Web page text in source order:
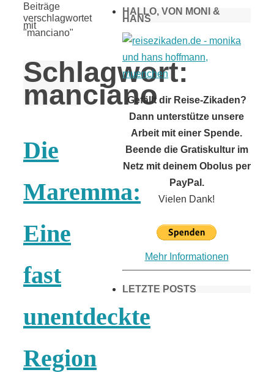
Start
Beiträge
verschlagwortet
mit
"manciano"
Schlagwort:
manciano
Die
Maremma:
Eine
fast
unentdeckte
Region
HALLO, VON MONI &
HANS
Gefällt dir Reise-Zikaden?
Dann unterstütze unsere
Arbeit mit einer Spende.
Beende die Gratiskultur im
Netz mit deinem Obolus per
PayPal.
Vielen Dank!
Mehr Informationen
LETZTE POSTS